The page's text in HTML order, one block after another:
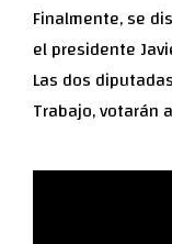
Finalmente, se
el presidente
Las dos
Trabajo, votarán